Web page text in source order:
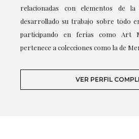
relacionadas con elementos de
desarrollado su trabajo sobre todo
participando en ferias como Art
pertenece a colecciones como la de
VER PERFIL